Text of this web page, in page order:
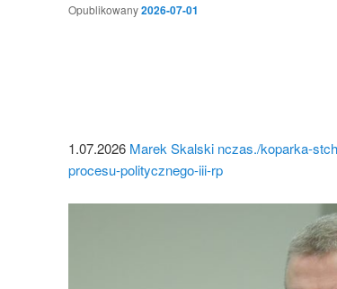
Opublikowany2026-07-01
1.07.2026 Marek Skalski nczas./koparka-
procesu-politycznego-iii-rp